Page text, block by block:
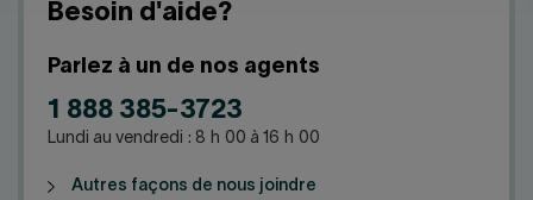
Besoin d'aide?
Parlez à un de nos agents
1 888 385-3723
Lundi au vendredi : 8 h 00 à 16 h 00
Autres façons de nous joindre